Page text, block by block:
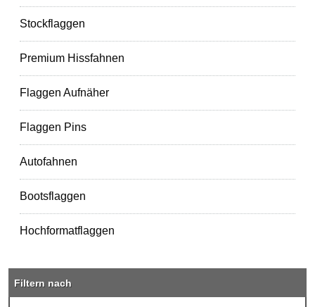
Stockflaggen
Premium Hissfahnen
Flaggen Aufnäher
Flaggen Pins
Autofahnen
Bootsflaggen
Hochformatflaggen
Filtern nach